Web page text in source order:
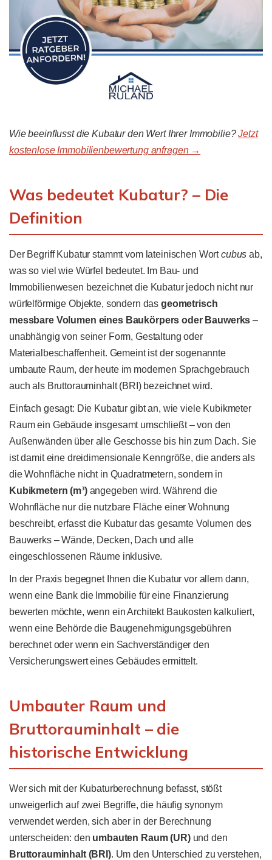
Wie beeinflusst die Kubatur den Wert Ihrer Immobilie?Jetzt
kostenlose Immobilienbewertung anfragen →
Was bedeutet Kubatur? – Die
Definition
Der Begriff Kubatur stammt vom lateinischen Wortcubus ab,
was so viel wie Würfel bedeutet. Im Bau- und
Immobilienwesen bezeichnet die Kubatur jedoch nicht nur
würfelförmige Objekte, sondern das geometrisch
messbare Volumen eines Baukörpers oder Bauwerks –
unabhängig von seiner Form, Gestaltung oder
Materialbeschaffenheit. Gemeint ist der sogenannte
umbaute Raum, der heute im modernen Sprachgebrauch
auch als Bruttorauminhalt (BRI) bezeichnet wird.
Einfach gesagt: Die Kubatur gibt an, wie viele Kubikmeter
Raum ein Gebäude insgesamt umschließt – von den
Außenwänden über alle Geschosse bis hin zum Dach. Sie
ist damit eine dreidimensionale Kenngröße, die anders als
die Wohnfläche nicht in Quadratmetern, sondern in
Kubikmetern (m³)angegeben wird. Während die
Wohnfläche nur die nutzbare Fläche einer Wohnung
beschreibt, erfasst die Kubatur das gesamte Volumen des
Bauwerks – Wände, Decken, Dach und alle
eingeschlossenen Räume inklusive.
In der Praxis begegnet Ihnen die Kubatur vor allem dann,
wenn eine Bank die Immobilie für eine Finanzierung
bewerten möchte, wenn ein Architekt Baukosten kalkuliert,
wenn eine Behörde die Baugenehmigungsgebühren
berechnet oder wenn ein Sachverständiger den
Versicherungswert eines Gebäudes ermittelt.
Umbauter Raum und
Bruttorauminhalt – die
historische Entwicklung
Wer sich mit der Kubaturberechnung befasst, stößt
unweigerlich auf zwei Begriffe, die häufig synonym
verwendet werden, sich aber in der Berechnung
unterscheiden: den umbauten Raum (UR)und den
Bruttorauminhalt (BRI). Um den Unterschied zu verstehen,